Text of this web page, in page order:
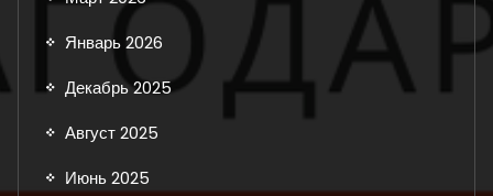
Январь 2026
Декабрь 2025
Август 2025
Июнь 2025